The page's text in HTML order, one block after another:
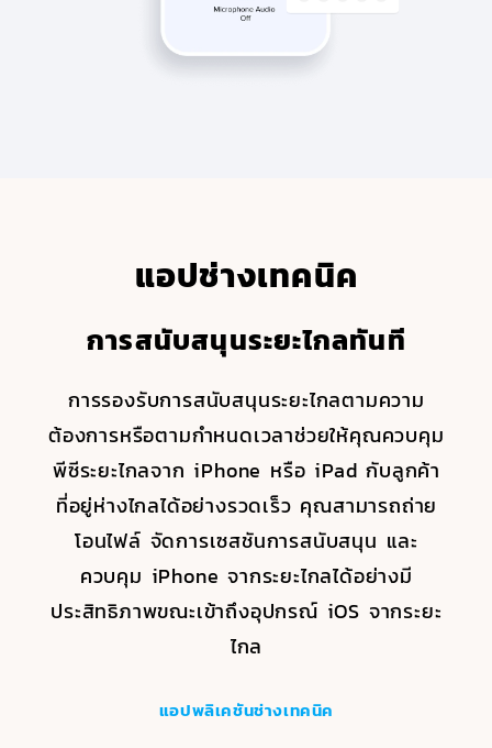
แอปช่างเทคนิค
การสนับสนุนระยะไกลทันที
การรองรับการสนับสนุนระยะไกลตามความ
ต้องการหรือตามกำหนดเวลาช่วยให้คุณควบคุม
พีซีระยะไกลจาก iPhone หรือ iPad กับลูกค้า
ที่อยู่ห่างไกลได้อย่างรวดเร็ว คุณสามารถถ่าย
โอนไฟล์ จัดการเซสชันการสนับสนุน และ
ควบคุม iPhone จากระยะไกลได้อย่างมี
ประสิทธิภาพขณะเข้าถึงอุปกรณ์ iOS จากระยะ
ไกล
แอปพลิเคชันช่างเทคนิค
แอปช่างเทคนิค
การเข้าถึงจากระยะไกลสำหรับ
iOS โดยที่ไม่ต้องอยู่หน้าเครื่อง
การเข้าถึงระยะไกลโดยที่ไม่ต้องอยู่หน้าเครื่องจะ
ช่วยให้คุณสามารถเข้าถึง จัดการ และควบคุม
อุปกรณ์จากระยะไกลได้โดยที่ไม่ต้องมีลูกค้าอยู่ที่
ปลายทาง คุณสามารถกำหนดค่าอุปกรณ์
Windows และ Android หลายเครื่องสำหรับ
การเข้าถึงระยะไกลโดยที่ไม่ต้องอยู่หน้าเครื่องได้
โดยใช้ฟีเจอร์การปรับใช้จำนวนมากและจัดการ
เวลาที่คุณต้องการ นอกจากนี้คุณยังสามารถ
แอปช่างเทคนิค
แชทสด
ด้วยการใช้แชทสดของ Zoho Assist คุณจะ
สามารถสื่อสารกับเพื่อนร่วมงานของคุณแบบเรี
ยลไทม์ได้อย่างมีประสิทธิภาพจากอุปกรณ์ iOS
ของคุณโดยตรง ซึ่งจะช่วยเพิ่มประสิทธิภาพ
การทำงานในแต่ละวันและช่วยให้ทีมของคุณ
เชื่อมต่อถึงกันได้ตลอดเวลา
แอปพลิเคชันช่างเทคนิค
แอปช่างเทคนิค
การใช้งานหลายหน้าจอ
สลับไปมาระหว่างจอภาพหลายจอที่เชื่อมต่อกับ
อุปกรณ์ระยะไกลได้อย่างราบรื่นระหว่างเซสชัน
การสนับสนุนจากอุปกรณ์ iOS ของคุณ
แอปพลิเคชันช่างเทคนิค
แอปช่างเทคนิค
การถ่ายโอนไฟล์
ถ่ายโอนไฟล์จากระยะไกลระหว่างสินทรัพย์ของ
คุณโดยไม่จำเป็นต้องใช้อุปกรณ์จัดเก็บตัวกลาง
ด้วยแอปการเข้าถึงจากระยะไกลสำหรับ
iPhone นี้ คุณ0tสามารถเข้าถึงและจัดการ
ไฟล์บนเวิร์กสเตชันของคุณได้โดยตรงขณะ
ทำงานจากที่บ้าน
แอปพลิเคชันช่างเทคนิค
แอปช่างเทคนิค
ดำเนินการด้านการบริหาร
ดำเนินงานด้านการดูแลระบบจากระยะไกลโดย
ใช้ซอฟต์แวร์เดสก์ท็อประยะไกลโดยไม่ต้องเริ่ม
ต้นเซสชันการเข้าถึงจากระยะไกลโดยที่ไม่ต้อง
อยู่หน้าเครื่อง รีสตาร์ทหรือปิดคอมพิวเตอร์และ
ใช้ตัวเลือกการเปิดใช้งานอื่นๆ เช่น ออกจาก
ระบบ ล็อก พักการทำงาน และสแตนด์บายด้วย
การคลิกเพียงครั้งเดียวโดยใช้เครื่องมือที่มีใน
ตัว
แอปพลิเคชันช่างเทคนิค
แอปช่างเทคนิค
ความปลอดภัยและความเป็นส่วน
Zoho Assist ซึ่งเป็นเครื่องมือการควบคุมระยะ
ไกลที่เชื่อถือได้ของ iPhone ให้บริการเข้ารหัสที่
ปลอดภัยและมีการป้องกันด้วยมาตรฐานการ
เข้ารหัสขั้นสูง (AES) แบบ 256 บิต Zoho
Assist สามารถใช้ผ่านไฟร์วอลล์และพร็อกซีได้
และมีฟีเจอร์ความเป็นส่วนตัวมากมาย เช่น การ
ยืนยันเซสชัน การยุติเซสชันที่ไม่ใช้งาน และการ
พร้อมกับการตรวจสอบบันทึกการดำเนินงาน